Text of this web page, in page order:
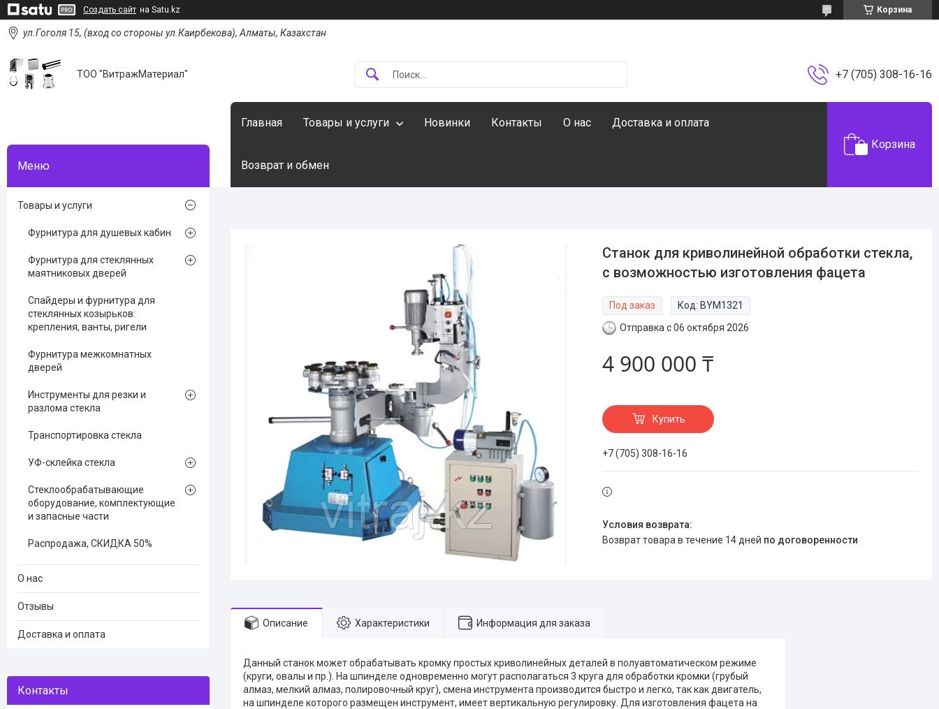
Создать сайт на Satu.kz Корзина
ул.Гоголя 15, (вход со стороны ул.Каирбекова), Алматы, Казахстан
ТОО "ВитражМатериал" +7 (705) 308-16-16
Главная Товары и услуги Новинки Контакты О нас Доставка и оплата
Возврат и обмен
Корзина
Станок для криволинейной обработки стекла,
с возможностью изготовления фацета
Под заказ Код: BYM1321
Отправка с 06 октября 2026
4 900 000 ₸
Купить
+7 (705) 308-16-16
возврат товара в течение 14 дней по договоренности
Описание Характеристики Информация для заказа
Данный станок может обрабатывать кромку простых криволинейных деталей в полуавтоматическом режиме
(круги, овалы и пр.). На шпинделе одновременно могут располагаться 3 круга для обработки кромки (грубый
алмаз, мелкий алмаз, полировочный круг), смена инструмента производится быстро и легко, так как двигатель,
на шпинделе которого размещен инструмент, имеет вертикальную регулировку. Для изготовления фацета на
Товары и услуги
Фурнитура для душевых кабин
Фурнитура для стеклянных
маятниковых дверей
Спайдеры и фурнитура для
стеклянных козырьков:
крепления, ванты, ригели
Фурнитура межкомнатных
дверей
Инструменты для резки и
разлома стекла
Транспортировка стекла
УФ-склейка стекла
Стеклообрабатывающие
оборудование, комплектующие
и запасные части
Распродажа, СКИДКА 50%
О нас
Отзывы
Доставка и оплата